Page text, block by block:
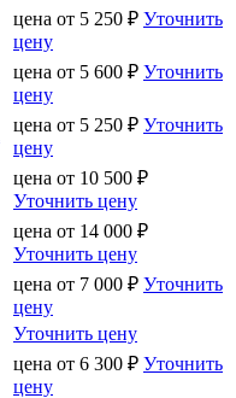
цена от 5 250 ₽ Уточнить
цену
цена от 5 600 ₽ Уточнить
цену
цена от 5 250 ₽ Уточнить
цену
цена от 10 500 ₽
Уточнить цену
цена от 14 000 ₽
Уточнить цену
цена от 7 000 ₽ Уточнить
цену
Уточнить цену
цена от 6 300 ₽ Уточнить
цену